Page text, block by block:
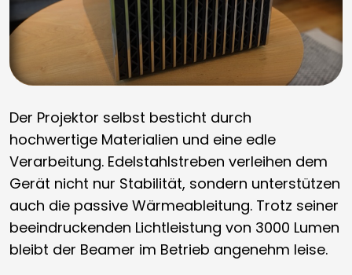
Der Projektor selbst besticht durch
hochwertige Materialien und eine edle
Verarbeitung. Edelstahlstreben verleihen dem
Gerät nicht nur Stabilität, sondern unterstützen
auch die passive Wärmeableitung. Trotz seiner
beeindruckenden Lichtleistung von 3000 Lumen
bleibt der Beamer im Betrieb angenehm leise.